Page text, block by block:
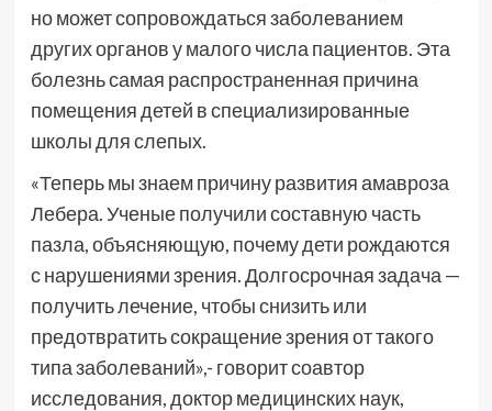
но может сопровождаться заболеванием
других органов у малого числа пациентов. Эта
болезнь самая распространенная причина
помещения детей в специализированные
школы для слепых.
«Теперь мы знаем причину развития амавроза
Лебера. Ученые получили составную часть
пазла, объясняющую, почему дети рождаются
с нарушениями зрения. Долгосрочная задача —
получить лечение, чтобы снизить или
предотвратить сокращение зрения от такого
типа заболеваний»,- говорит соавтор
исследования, доктор медицинских наук,